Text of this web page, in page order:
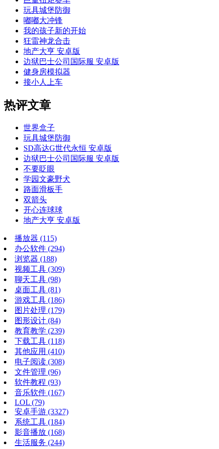
玩具城堡防御
嘟嘟大冲锋
我的孩子新的开始
狂雷神龙合击
地产大亨 安卓版
边狱巴士公司国际服 安卓版
健身房模拟器
接小人上车
热评文章
世界盒子
玩具城堡防御
SD高达G世代永恒 安卓版
边狱巴士公司国际服 安卓版
不要眨眼
学园文豪野犬
路面滑板手
双箭头
开心连球球
地产大亨 安卓版
播放器 (115)
办公软件 (294)
浏览器 (188)
视频工具 (309)
聊天工具 (98)
桌面工具 (81)
游戏工具 (186)
图片处理 (179)
图形设计 (84)
教育教学 (239)
下载工具 (118)
其他应用 (410)
电子阅读 (308)
文件管理 (96)
软件教程 (93)
音乐软件 (167)
LOL (79)
安卓手游 (3327)
系统工具 (184)
影音播放 (168)
生活服务 (244)